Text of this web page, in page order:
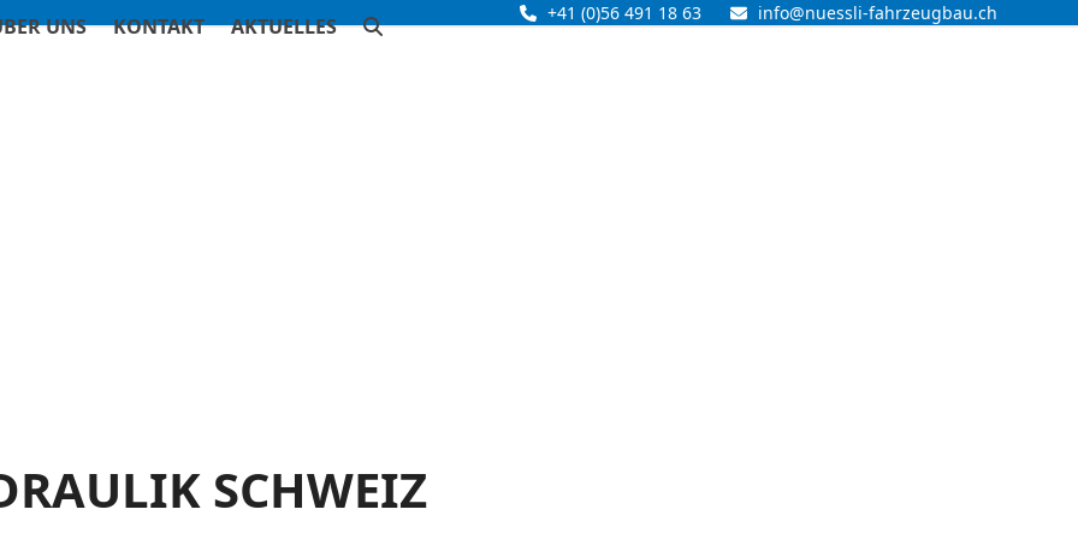
+41 (0)56 491 18 63 info@nuessli-fahrzeugbau.ch
UNS KONTAKT AKTUELLES
SCHWEIZ